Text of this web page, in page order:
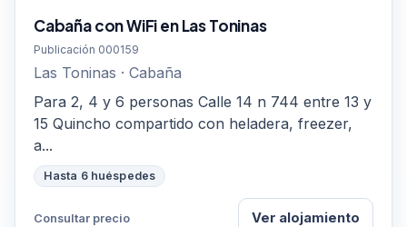
Cabaña con WiFi en Las Toninas
Publicación 000159
Las Toninas · Cabaña
Para 2, 4 y 6 personas Calle 14 n 744 entre 13 y
15 Quincho compartido con heladera, freezer,
a...
Hasta 6 huéspedes
Consultar precio Ver alojamiento